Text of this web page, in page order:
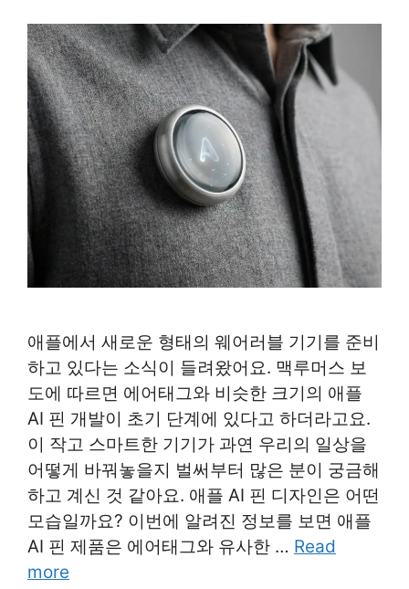
애플에서 새로운 형태의 웨어러블 기기를 준비
하고 있다는 소식이 들려왔어요. 맥루머스 보
도에 따르면 에어태그와 비슷한 크기의 애플
AI 핀 개발이 초기 단계에 있다고 하더라고요.
이 작고 스마트한 기기가 과연 우리의 일상을
어떻게 바꿔놓을지 벌써부터 많은 분이 궁금해
하고 계신 것 같아요. 애플 AI 핀 디자인은 어떤
모습일까요? 이번에 알려진 정보를 보면 애플
AI 핀 제품은 에어태그와 유사한 … Read
more